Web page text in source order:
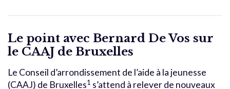
Le point avec Bernard De Vos sur
le CAAJ de Bruxelles
Le Conseil d’arrondissement de l’aide à la jeunesse
(CAAJ) de Bruxelles1 s’attend à relever de nouveaux